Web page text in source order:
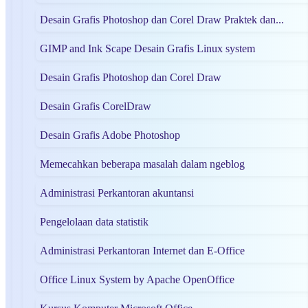
Desain Grafis Photoshop dan Corel Draw Praktek dan...
GIMP and Ink Scape Desain Grafis Linux system
Desain Grafis Photoshop dan Corel Draw
Desain Grafis CorelDraw
Desain Grafis Adobe Photoshop
Memecahkan beberapa masalah dalam ngeblog
Administrasi Perkantoran akuntansi
Pengelolaan data statistik
Administrasi Perkantoran Internet dan E-Office
Office Linux System by Apache OpenOffice